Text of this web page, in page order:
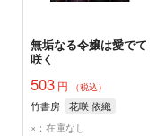
無垢なる令嬢は愛でて
咲く
503円 （税込）
竹書房
花咲 依織
×：在庫なし